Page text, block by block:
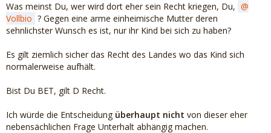
Was meinst Du, wer wird dort eher sein Recht kriegen, Du,
Vollbio ? Gegen eine arme einheimische Mutter deren
sehnlichster Wunsch es ist, nur ihr Kind bei sich zu haben?
Es gilt ziemlich sicher das Recht des Landes wo das Kind sich
normalerweise aufhält.
Bist Du BET, gilt D Recht.
Ich würde die Entscheidung überhaupt nicht von dieser eher
nebensächlichen Frage Unterhalt abhängig machen.